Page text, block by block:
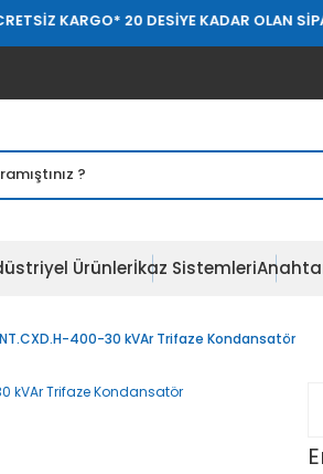
KARGO* 20 DESİYE KADAR OLAN
Ürünlerİkaz Sistemleri
400-30 kVAr Trifaze Kondansatör